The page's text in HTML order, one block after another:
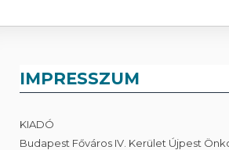
IMPRESSZUM
KIADÓ
Budapest Főváros IV. Kerület Újpest